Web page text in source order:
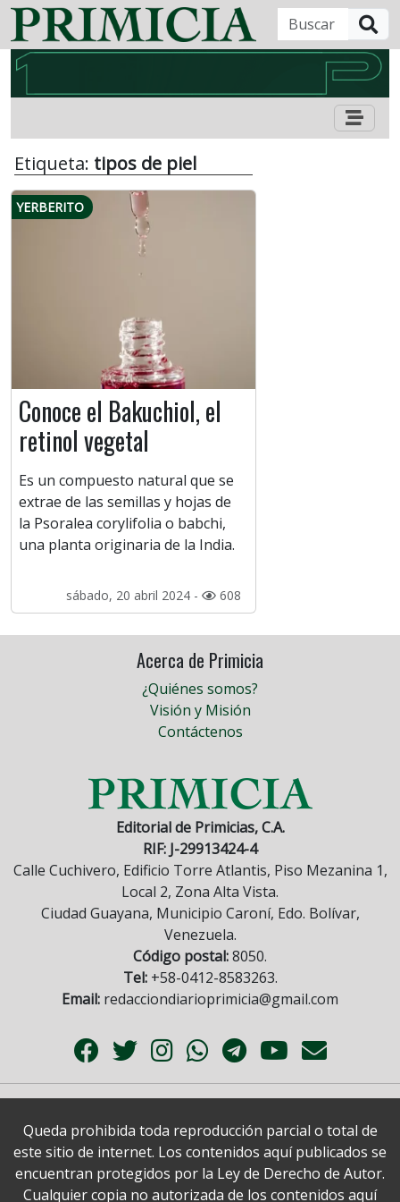
Etiqueta: tipos de piel
YERBERITO
Conoce el Bakuchiol, el
retinol vegetal
Es un compuesto natural que se
extrae de las semillas y hojas de
la Psoralea corylifolia o babchi,
una planta originaria de la India.
sábado, 20 abril 2024 - 608
Acerca de Primicia
¿Quiénes somos?
Visión y Misión
Contáctenos
Editorial de Primicias, C.A.
RIF: J-29913424-4
Calle Cuchivero, Edificio Torre Atlantis, Piso Mezanina 1,
Local 2, Zona Alta Vista.
Ciudad Guayana, Municipio Caroní, Edo. Bolívar,
Venezuela.
Código postal:8050.
Tel:+58-0412-8583263.
Email: redacciondiarioprimicia@gmail.com
Queda prohibida toda reproducción parcial o total de
este sitio de internet. Los contenidos aquí publicados se
encuentran protegidos por la Ley de Derecho de Autor.
Cualquier copia no autorizada de los contenidos aquí